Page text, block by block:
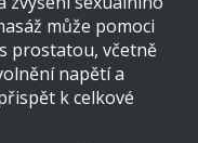
může pomoci
prostatou, včetně
napětí a
k celkové